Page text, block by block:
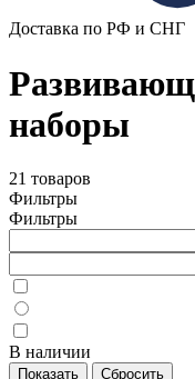
Доставка по РФ и СНГ
наборы
21 товаров
Фильтры
Фильтры
В наличии
Показать Сбросить